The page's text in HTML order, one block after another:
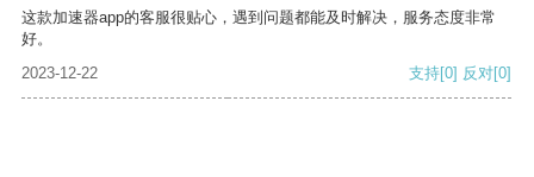
这款加速器app的客服很贴心，遇到问题都能及时解决，服务态度非常
好。
2023-12-22
支持[0] 反对[0]